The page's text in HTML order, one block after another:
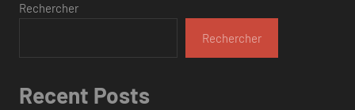
Rechercher
Rechercher
Recent Posts